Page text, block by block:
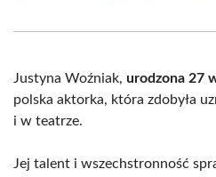
(Twitter)
Justyna Woźniak, urodzona 27
polska aktorka, która zdobyła
i w teatrze.
Jej talent i wszechstronność